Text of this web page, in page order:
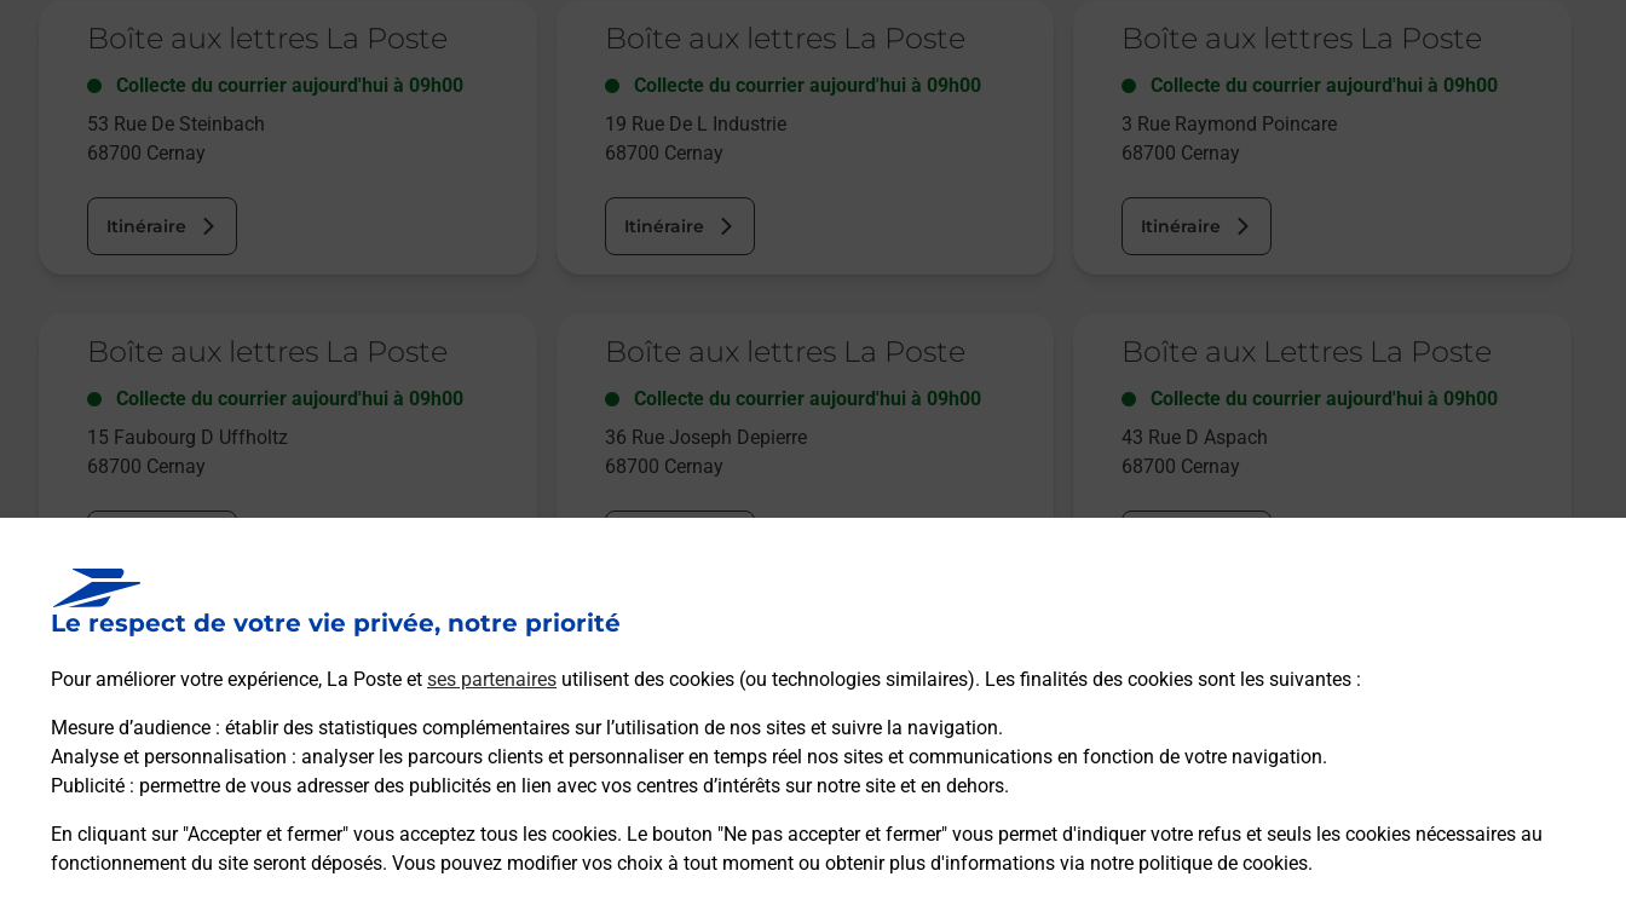
Le respect de votre vie privée, notre priorité
Pour améliorer votre expérience, La Poste et ses partenaires utilisent des cookies (ou technologies similaires). Les finalités des cookies sont les suivantes :
Mesure d’audience : établir des statistiques complémentaires sur l’utilisation de nos sites et suivre la navigation.
Analyse et personnalisation : analyser les parcours clients et personnaliser en temps réel nos sites et communications en fonction de votre navigation.
Publicité : permettre de vous adresser des publicités en lien avec vos centres d’intérêts sur notre site et en dehors.
En cliquant sur "Accepter et fermer" vous acceptez tous les cookies. Le bouton "Ne pas accepter et fermer" vous permet d'indiquer votre refus et seuls les cookies nécessaires au
fonctionnement du site seront déposés. Vous pouvez modifier vos choix à tout moment ou obtenir plus d'informations via notre politique de cookies.
Boîte aux lettres La Poste
Collecte du courrier aujourd'hui à 09h00
53 Rue De Steinbach
68700 Cernay
Itinéraire
Boîte aux lettres La Poste
Collecte du courrier aujourd'hui à 09h00
19 Rue De L Industrie
68700 Cernay
Itinéraire
Boîte aux lettres La Poste
Collecte du courrier aujourd'hui à 09h00
3 Rue Raymond Poincare
68700 Cernay
Itinéraire
Boîte aux lettres La Poste
Collecte du courrier aujourd'hui à 09h00
15 Faubourg D Uffholtz
68700 Cernay
Boîte aux lettres La Poste
Collecte du courrier aujourd'hui à 09h00
36 Rue Joseph Depierre
68700 Cernay
Boîte aux Lettres La Poste
Collecte du courrier aujourd'hui à 09h00
43 Rue D Aspach
68700 Cernay
Boîte aux Lettres La Poste
1 Rue De La Gare
68700 Cernay
Itinéraire
Le lien s'ouvre dans un nouvel onglet